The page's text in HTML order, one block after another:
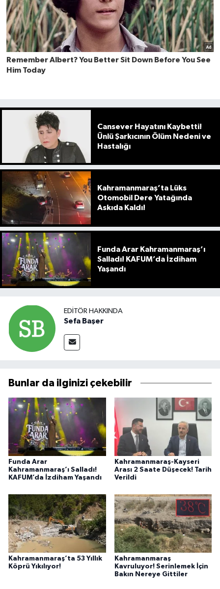
Cansever Hayatını Kaybetti!
Ünlü Şarkıcının Ölüm Nedeni ve
Hastalığı
Kahramanmaraş’ta Lüks
Otomobil Dere Yatağında
Askıda Kaldı!
Funda Arar Kahramanmaraş’ı
Salladı! KAFUM’da İzdiham
Yaşandı
EDITÖR HAKKINDA
Sefa Başer
Bunlar da ilginizi çekebilir
Funda Arar
Kahramanmaraş’ı Salladı!
KAFUM’da İzdiham Yaşandı
Kahramanmaraş-Kayseri
Arası 2 Saate Düşecek! Tarih
Verildi
Kahramanmaraş’ta 53 Yıllık
Köprü Yıkılıyor!
Kahramanmaraş
Kavruluyor! Serinlemek İçin
Bakın Nereye Gittiler